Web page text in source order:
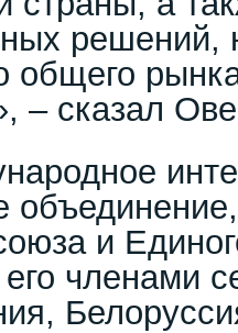
решений,
общего
– сказал
и
членами